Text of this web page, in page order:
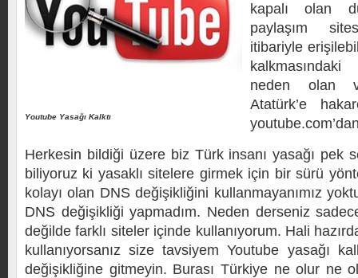
Youtube Yasağı Kalktı
kapalı olan
paylaşım
itibariyle
neden olan
Atatürk’e
Herkesin bildiği üzere biz Türk insanı yasağı pek
biliyoruz ki yasaklı sitelere girmek için bir sürü
kolayı olan DNS değişikliğini kullanmayanımız
DNS değişikliği yapmadım. Neden derseniz
değilde farklı siteler içinde kullanıyorum. Hali
kullanıyorsanız size tavsiyem Youtube yasağı
değişikliğine gitmeyin. Burası Türkiye ne olur ne